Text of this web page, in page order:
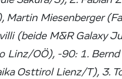
Martin Miesenberger
(beide M&R Galaxy
Linz/OÖ), -90: 1.
Osttirol Lienz/T), 3.